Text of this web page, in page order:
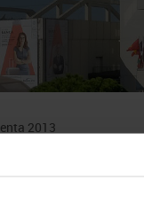
2013